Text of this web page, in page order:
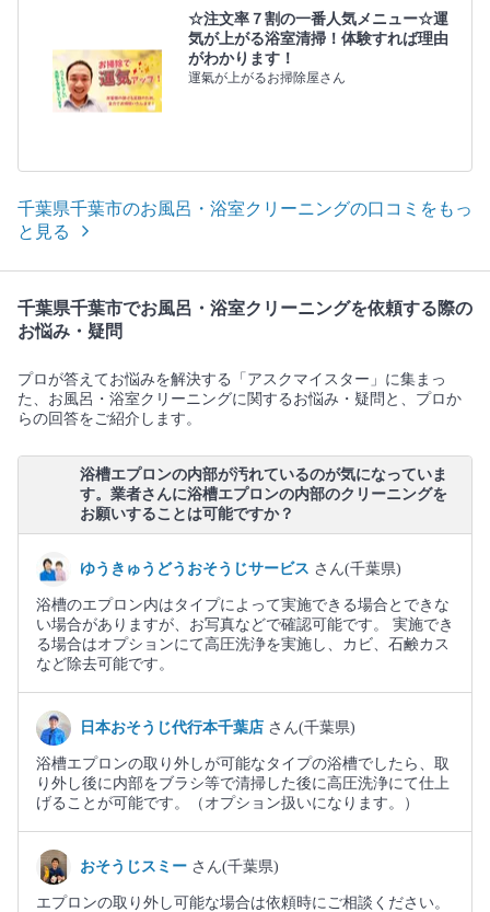
☆注文率７割の一番人気メニュー☆運
気が上がる浴室清掃！体験すれば理由
がわかります！
運氣が上がるお掃除屋さん
千葉県千葉市のお風呂・浴室クリーニングの口コミをもっ
と見る
千葉県千葉市でお風呂・浴室クリーニングを依頼する際の
お悩み・疑問
プロが答えてお悩みを解決する「アスクマイスター」に集まっ
た、お風呂・浴室クリーニングに関するお悩み・疑問と、プロか
らの回答をご紹介します。
浴槽エプロンの内部が汚れているのが気になっていま
す。業者さんに浴槽エプロンの内部のクリーニングを
お願いすることは可能ですか？
ゆうきゅうどうおそうじサービス さん(千葉県)
浴槽のエプロン内はタイプによって実施できる場合とできな
い場合がありますが、お写真などで確認可能です。 実施でき
る場合はオプションにて高圧洗浄を実施し、カビ、石鹸カス
など除去可能です。
日本おそうじ代行本千葉店 さん(千葉県)
浴槽エプロンの取り外しが可能なタイプの浴槽でしたら、取
り外し後に内部をブラシ等で清掃した後に高圧洗浄にて仕上
げることが可能です。（オプション扱いになります。）
おそうじスミー さん(千葉県)
エプロンの取り外し可能な場合は依頼時にご相談ください。